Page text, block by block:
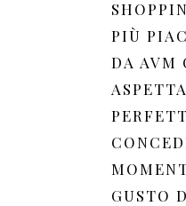
PIÙ
DA AVM
GUSTO